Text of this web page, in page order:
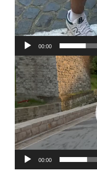
00:00
Lecteur
vidéo
00:00